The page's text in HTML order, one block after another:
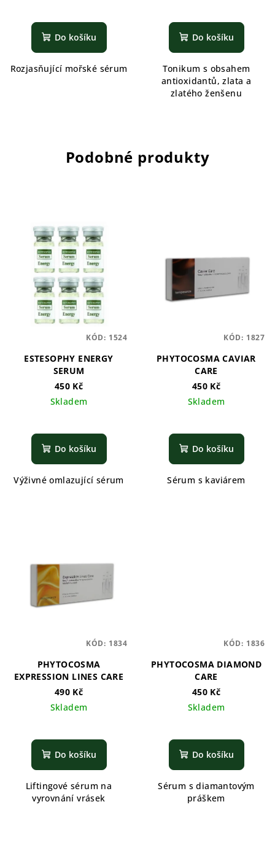
Do košíku
Rozjasňující mořské sérum
Do košíku
Tonikum s obsahem
antioxidantů, zlata a
zlatého ženšenu
Podobné produkty
ESTESOPHY ENERGY
SERUM
450 Kč
Skladem
Do košíku
Výživné omlazující sérum
KÓD: 1524
PHYTOCOSMA CAVIAR
CARE
450 Kč
Skladem
Do košíku
Sérum s kaviárem
KÓD: 1827
PHYTOCOSMA
EXPRESSION LINES CARE
490 Kč
Skladem
Do košíku
Liftingové sérum na
vyrovnání vrásek
KÓD: 1834
PHYTOCOSMA DIAMOND
CARE
450 Kč
Skladem
Do košíku
Sérum s diamantovým
práškem
KÓD: 1836